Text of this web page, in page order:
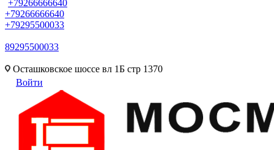
+79266666640
+79266666640
+79295500033
89295500033
Осташковское шоссе вл 1Б стр 1370
Войти